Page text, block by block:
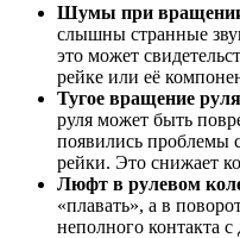
Шумы при
слышны странные
это может
рейке или её
Тугое вращение
руля может быть
появились проблемы
рейки. Это снижает
Люфт в рулевом
«плавать», а в
неполного контакта